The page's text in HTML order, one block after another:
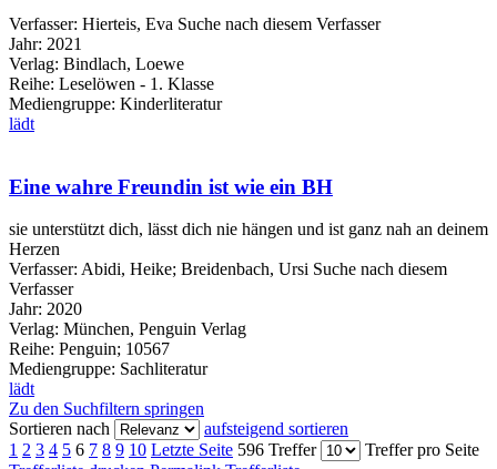
Verfasser: Hierteis, Eva Suche nach diesem Verfasser
Jahr: 2021
Verlag: Bindlach, Loewe
Reihe: Leselöwen - 1. Klasse
Mediengruppe: Kinderliteratur
lädt
Eine wahre Freundin ist wie ein BH
sie unterstützt dich, lässt dich nie hängen und ist ganz nah an deinem
Herzen
Verfasser: Abidi, Heike; Breidenbach, Ursi Suche nach diesem
Verfasser
Jahr: 2020
Verlag: München, Penguin Verlag
Reihe: Penguin; 10567
Mediengruppe: Sachliteratur
lädt
Zu den Suchfiltern springen
Sortieren nach
aufsteigend sortieren
1 2 3 4 5 6 7 8 9 10 Letzte Seite 596 Treffer
Treffer pro Seite